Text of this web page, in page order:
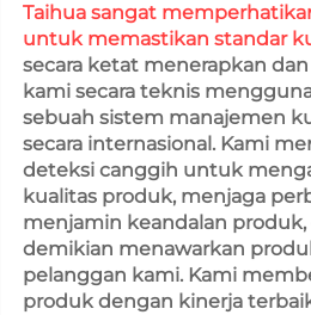
Taihua sangat
untuk memastikan standar
secara ketat menerapkan
kami secara teknis
sebuah sistem manajemen
secara internasional. Kami
deteksi canggih untuk
kualitas produk, menjaga
menjamin keandalan
demikian menawarkan
pelanggan kami. Kami
produk dengan kinerja